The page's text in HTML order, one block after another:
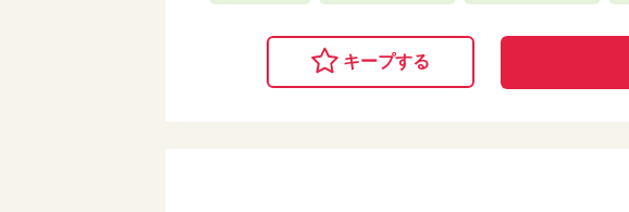
キープする